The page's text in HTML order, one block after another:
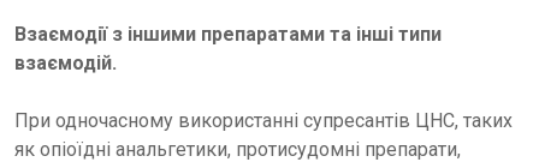
Взаємодії з іншими препаратами та інші типи
взаємодій.
При одночасному використанні супресантів ЦНС, таких
як опіоїдні анальгетики, протисудомні препарати,